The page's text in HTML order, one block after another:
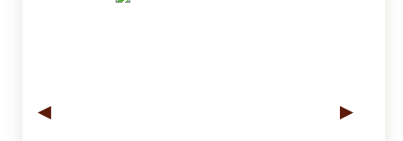
◄ ►